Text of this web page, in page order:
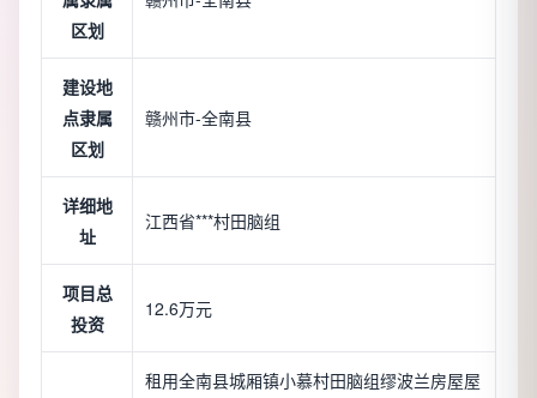
区划
建设地
点隶属
区划
赣州市-全南县
详细地
址
江西省***村田脑组
项目总
投资
12.6万元
租用全南县城厢镇小慕村田脑组缪波兰房屋屋